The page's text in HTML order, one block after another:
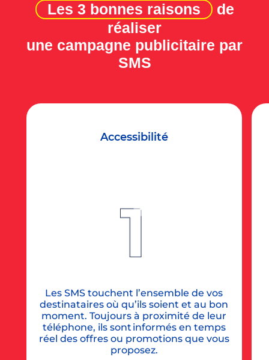
Les 3 bonnes raisons
de
réaliser
une campagne publicitaire par
SMS
Accessibilité
Les SMS touchent l’ensemble de vos
destinataires où qu’ils soient et au bon
moment. Toujours à proximité de leur
téléphone, ils sont informés en temps
réel des offres ou promotions que vous
proposez.